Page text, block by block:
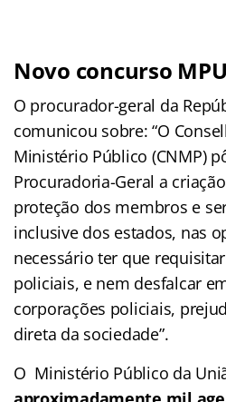
Novo concurso
O procurador-geral da
comunicou sobre: “O
Ministério Público (CNMP)
Procuradoria-Geral a
proteção dos membros e
inclusive dos estados, nas
necessário ter que
policiais, e nem desfalcar
corporações policiais,
direta da sociedade”.
O Ministério Público da